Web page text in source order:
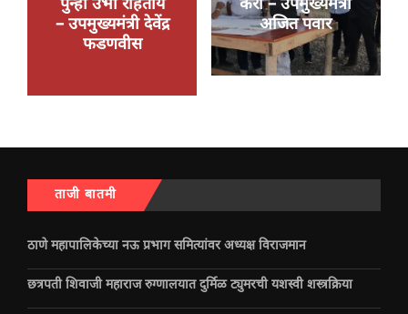
पुन्हा उभा राहतोय
– उपमुख्यमंत्री देवेंद्र
फडणवीस
करा – उपमुख्यमंत्री
अजित पवार
ताजी बातमी
ठाणे महापालिकेच्या नऊ प्रभाग समित्यांवर अध्यक्ष विराजमान
छत्रपती शिवाजी महाराज रुग्णालयात दुर्मिळ ट्युमरची यशस्वी शस्त्रक्रिया